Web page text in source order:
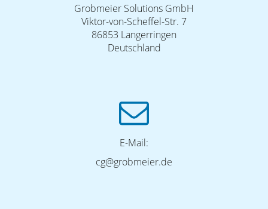
Grobmeier Solutions GmbH
Viktor-von-Scheffel-Str. 7
86853 Langerringen
Deutschland
E-Mail:
cg@grobmeier.de